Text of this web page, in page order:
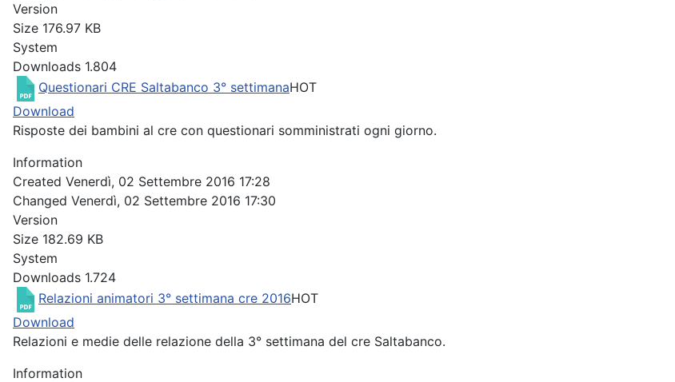
Version
Size 176.97 KB
System
Downloads 1.804
Questionari CRE Saltabanco 3° settimanaHOT
Download
Risposte dei bambini al cre con questionari somministrati ogni giorno.
Information
Created Venerdì, 02 Settembre 2016 17:28
Changed Venerdì, 02 Settembre 2016 17:30
Version
Size 182.69 KB
System
Downloads 1.724
Relazioni animatori 3° settimana cre 2016HOT
Download
Relazioni e medie delle relazione della 3° settimana del cre Saltabanco.
Information